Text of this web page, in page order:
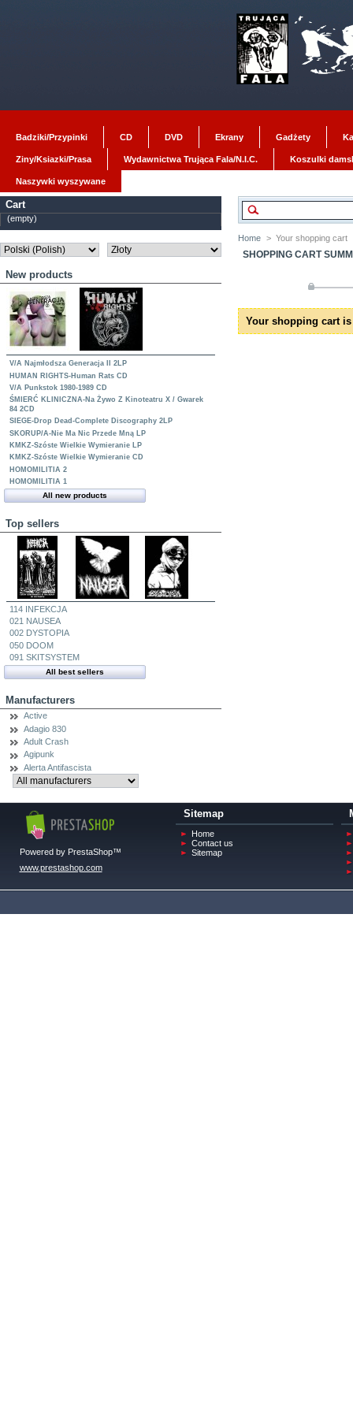
Badziki/Przypinki CD DVD Ekrany Gadżety
Ziny/Ksiazki/Prasa Wydawnictwa Trująca Fala/N.I.C. Koszulki
Naszywki wyszywane
Cart
(empty)
New products
V/A Najmłodsza Generacja II 2LP
HUMAN RIGHTS-Human Rats CD
V/A Punkstok 1980-1989 CD
ŚMIERĆ KLINICZNA-Na Żywo Z Kinoteatru X / Gwarek
84 2CD
SIEGE-Drop Dead-Complete Discography 2LP
SKORUP/A-Nie Ma Nic Przede Mną LP
KMKZ-Szóste Wielkie Wymieranie LP
KMKZ-Szóste Wielkie Wymieranie CD
HOMOMILITIA 2
HOMOMILITIA 1
All new products
Top sellers
114 INFEKCJA
021 NAUSEA
002 DYSTOPIA
050 DOOM
091 SKITSYSTEM
All best sellers
Manufacturers
Active
Adagio 830
Adult Crash
Agipunk
Alerta Antifascista
Home > Your shopping cart
SHOPPING CART
Your shopping cart
Powered by PrestaShop™
www.prestashop.com
Sitemap
Home
Contact us
Sitemap